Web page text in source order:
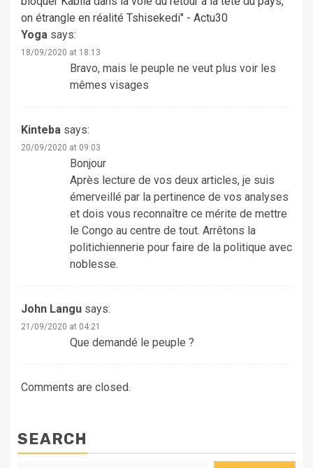
on étrangle en réalité Tshisekedi" - Actu30
Yoga says:
18/09/2020 at 18:13
Bravo, mais le peuple ne veut plus voir les
mêmes visages
Kinteba says:
20/09/2020 at 09:03
Bonjour
Après lecture de vos deux articles, je suis
émerveillé par la pertinence de vos analyses
et dois vous reconnaître ce mérite de mettre
le Congo au centre de tout. Arrêtons la
politichiennerie pour faire de la politique avec
noblesse.
John Langu says:
21/09/2020 at 04:21
Que demandé le peuple ?
Comments are closed.
SEARCH